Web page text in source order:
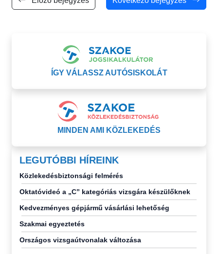
ÍGY VÁLASSZ AUTÓSISKOLÁT
MINDEN AMI KÖZLEKEDÉS
LEGUTÓBBI HÍREINK
Közlekedésbiztonsági felmérés
Oktatóvideó a „C” kategóriás vizsgára készülőknek
Kedvezményes gépjármű vásárlási lehetőség
Szakmai egyeztetés
Országos vizsgaútvonalak változása